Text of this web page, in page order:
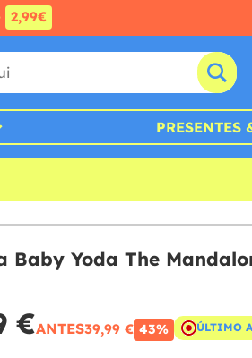
2,99€
PRESENTES
Baby Yoda The
€ANTES39,99 € 43% ÚLTIMO